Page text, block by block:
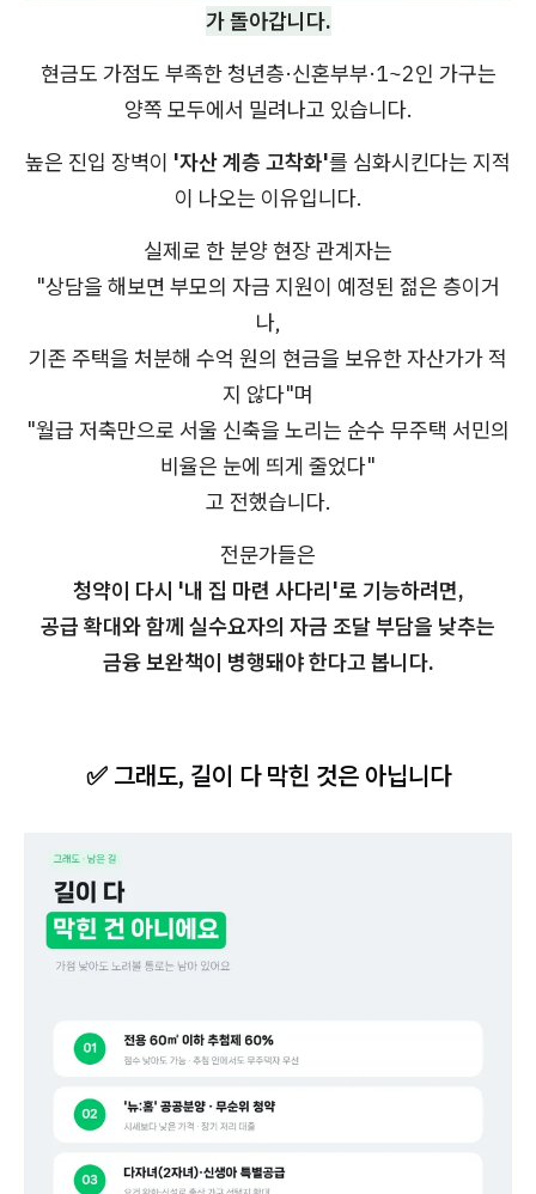
가 돌아갑니다.
현금도 가점도 부족한 청년층·신혼부부·1~2인 가구는
양쪽 모두에서 밀려나고 있습니다.
높은 진입 장벽이 '자산 계층 고착화'를 심화시킨다는 지적
이 나오는 이유입니다.
실제로 한 분양 현장 관계자는
"상담을 해보면 부모의 자금 지원이 예정된 젊은 층이거
나,
기존 주택을 처분해 수억 원의 현금을 보유한 자산가가 적
지 않다"며
"월급 저축만으로 서울 신축을 노리는 순수 무주택 서민의
비율은 눈에 띄게 줄었다"
고 전했습니다.
전문가들은
청약이 다시 '내 집 마련 사다리'로 기능하려면,
공급 확대와 함께 실수요자의 자금 조달 부담을 낮추는
금융 보완책이 병행돼야 한다고 봅니다.
✅ 그래도, 길이 다 막힌 것은 아닙니다